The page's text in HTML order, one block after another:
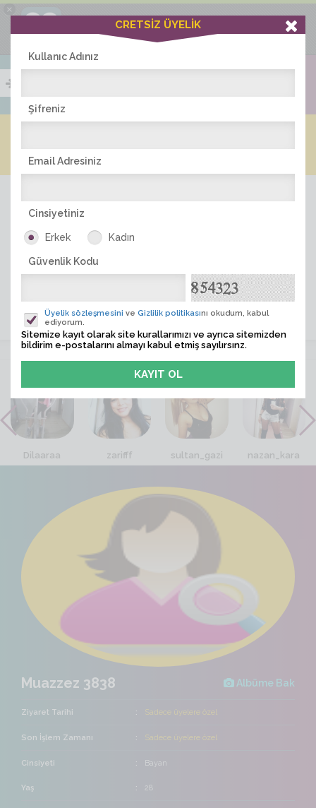
×
Ciddiask Uygulaması
+1 Hafta Gold Üyelik Kazan
Bedava - com.ciddi.ask
İNDİR
ÜYE ARA
VİTRİN
Dilaaraa zarifff sultan_gazi nazan_kara
Muazzez 3838 Albüme Bak
Ziyaret Tarihi Sadece üyelere özel
Son İşlem Zamanı Sadece üyelere özel
Cinsiyeti Bayan
Yaş 28
CRETSİZ ÜYELİK
Kullanıc Adınız
Şifreniz
Email Adresiniz
Cinsiyetiniz
Erkek Kadın
Güvenlik Kodu
Üyelik sözleşmesini ve Gizlilik politikasını okudum, kabul
ediyorum.
Sitemize kayıt olarak site kurallarımızı ve ayrıca sitemizden
bildirim e-postalarını almayı kabul etmiş sayılırsınz.